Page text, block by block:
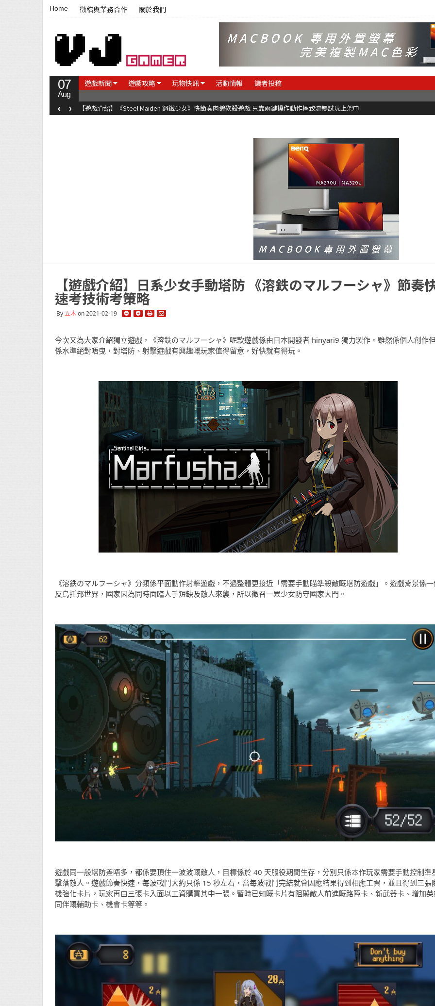
Home 徵稿與業務合作 關於我們
07
Aug
遊戲新聞 遊戲攻略 玩物快訊 活動情報 讀者投稿
【遊戲評測】台灣國產音樂遊戲《莉莉狂想曲》只有黑白鍵的譜
‹ ›
【遊戲介紹】日系少女手動塔防 《溶鉄のマルフーシャ》節奏
速考技術考策略
By五木on 2021-02-19
今次又為大家介紹獨立遊戲，《溶鉄のマルフーシャ》呢款遊戲係由日本開發者 hinyari9 獨力製作。雖然係個人創作
係水準絕對唔曳，對塔防、射擊遊戲有興趣嘅玩家值得留意，好快就有得玩。
《溶鉄のマルフーシャ》分類係平面動作射擊遊戲，不過整體更接近「需要手動瞄準殺敵嘅塔防遊戲」。遊戲背景係
反烏托邦世界，國家因為同時面臨人手短缺及敵人來襲，所以徵召一眾少女防守國家大門。
遊戲同一般塔防差唔多，都係要頂住一波波嘅敵人，目標係於 40 天服役期間生存，分別只係本作玩家需要手動控制準
擊落敵人。遊戲節奏快速，每波戰鬥大約只係 15 秒左右，當每波戰鬥完結就會因應結果得到相應工資，並且得到三張
機強化卡片，玩家再由三張卡入面以工資購買其中一張。暫時已知嘅卡片有阻礙敵人前進嘅路障卡、新武器卡、增加
同伴嘅輔助卡、機會卡等等。